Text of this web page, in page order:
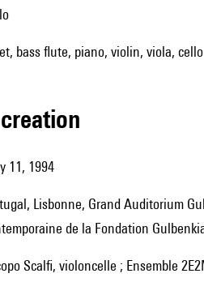
bass flute, piano, violin, viola, cello
11, 1994
de la Fondation
Scalfi, violoncelle ; Ensemble